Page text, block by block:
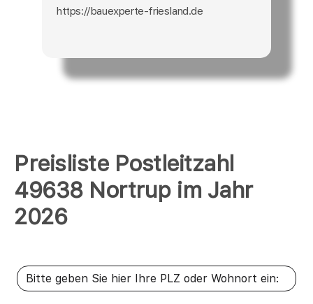
Preisliste Postleitzahl
49638 Nortrup im Jahr
2026
https://bauexperte-friesland.de